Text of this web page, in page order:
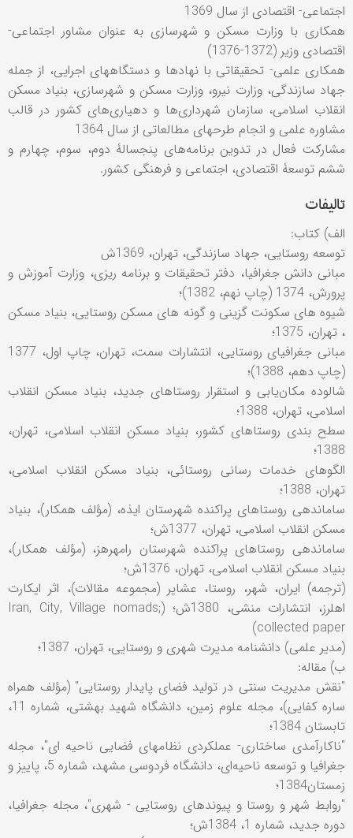
اجتماعی- اقتصادی از سال 1369
همکاری با وزارت مسکن و شهرسازی به عنوان مشاور اجتماعی-
اقتصادی وزیر (1372-1376)
همكاری علمی- تحقیقاتی با نهادها و دستگاههای اجرایی، از جمله
جهاد سازندگی، وزارت نیرو، وزارت مسكن و شهرسازی، بنیاد مسكن
انقلاب اسلامی، سازمان شهرداری‌ها و دهیاری‌های کشور در قالب
مشاوره علمی و انجام طرحهای مطالعاتی از سال 1364
مشارکت فعال در تدوین برنامه‌های پنجسالۀ دوم، سوم، چهارم و
ششم توسعۀ اقتصادی، اجتماعی و فرهنگی کشور.
تالیفات
الف) كتاب:
توسعه روستایی، جهاد سازندگی، تهران، 1369ش
مبانی دانش جغرافيا، دفتر تحقيقات و برنامه ريزی، وزارت آموزش و
پرورش، 1374 (چاپ نهم، 1382)؛
شيوه های سكونت گزينی و گونه های مسكن روستايی، بنياد مسكن
، تهران، 1375؛
مبانی جغرافيای روستايی، انتشارات سمت، تهران، چاپ اول، 1377
(چاپ دهم، 1388)؛
شالوده مکان‌یابی و استقرار روستاهای جدید، بنیاد مسکن انقلاب
اسلامی، تهران، 1388؛
سطح بندی روستاهای کشور، بنیاد مسکن انقلاب اسلامی، تهران،
1388؛
الگوهای خدمات رسانی روستائی، بنیاد مسکن انقلاب اسلامی،
تهران، 1388؛
ساماندهی روستاهای پراکنده شهرستان ايذه، (مؤلف همکار)، بنياد
مسکن انقلاب اسلامی، تهران، 1377ش؛
ساماندهی روستاهای پراکنده شهرستان رامهرهز، (مؤلف همکار)،
بنياد مسکن انقلاب اسلامی، تهران، 1376ش؛
(ترجمه) ايران، شهر، روستا، عشاير (مجموعه مقالات)، اثر ايکارت
اهلرز، انتشارات منشی، 1380ش؛ (Iran, City, Village nomads;
collected paper)
(مدير علمی) دانشنامه مدیرت شهری و روستایی، تهران، 1387؛
ب) مقاله:
"نقش مديريت سنتی در توليد فضای پايدار روستايی" (مؤلف همراه
ساره کفايی)، مجله علوم زمين، دانشگاه شهيد بهشتی، شماره 11،
تابستان 1384؛
"ناکارآمدی ساختاری- عملكردی نظامهای فضايی ناحيه ای"، مجله
جغرافيا و توسعه ناحيه‌ای، دانشگاه فردوسی مشهد، شماره 5، پاييز و
زمستان1384؛
"روابط شهر و روستا و پيوندهای روستايی - شهری"، مجله جغرافيا،
دوره جديد، شماره 1، 1384ش؛